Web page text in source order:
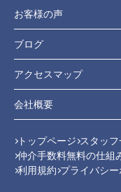
お客様の声
ブログ
アクセスマップ
会社概要
トップページ スタッフ
仲介手数料無料の仕組
利用規約 プライバシー